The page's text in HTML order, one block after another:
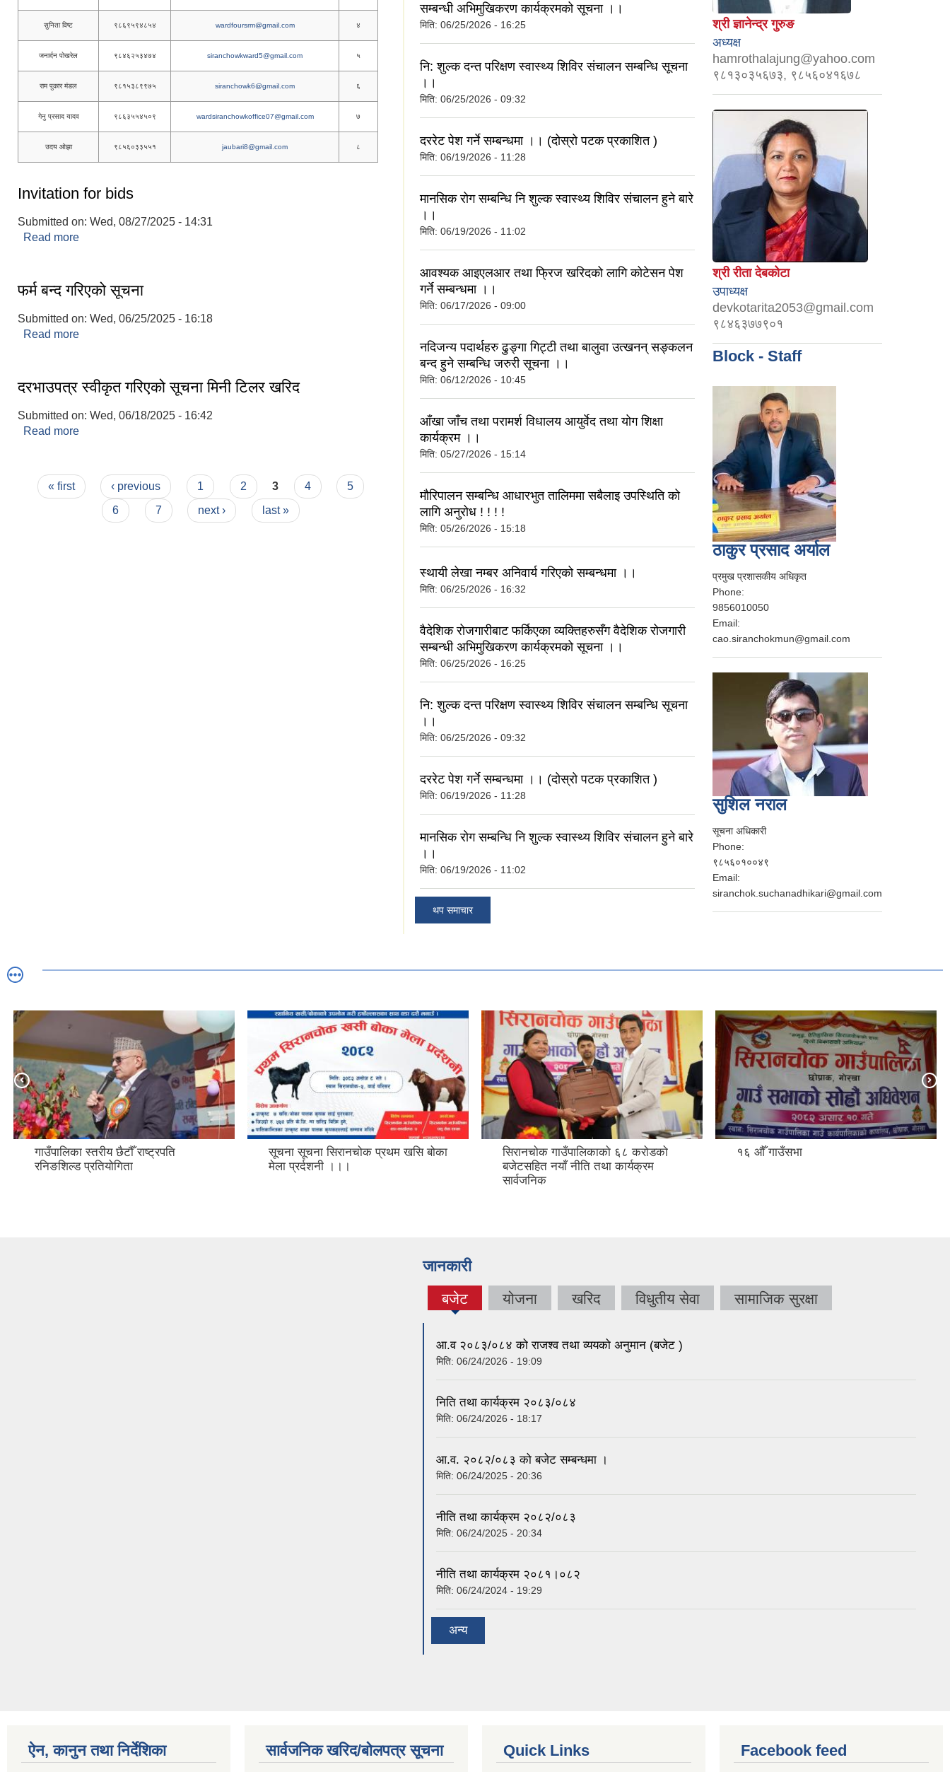
सुनिता विष्ट ९८६९५९४८५४ wardfoursrm@gmail.com ४
जनार्दन पोखरेल ९८४६२५३४७४ siranchowkward5@gmail.com ५
राम पुकार मंडल ९८१५३८९९७५ siranchowk6@gmail.com ६
गेनु प्रसाद यादव ९८६३५५४५०९ wardsiranchowkoffice07@gmail.com ७
उदय ओझा ९८५६०३३५५१ jaubari8@gmail.com ८
Invitation for bids
Submitted on: Wed, 08/27/2025 - 14:31
Read more
फर्म बन्द गरिएको सूचना
Submitted on: Wed, 06/25/2025 - 16:18
Read more
दरभाउपत्र स्वीकृत गरिएको सूचना मिनी टिलर खरिद
Submitted on: Wed, 06/18/2025 - 16:42
Read more
Pages
« first ‹ previous 1 2 3 4
5
6
7 next › last »
सम्बन्धी अभिमुखिकरण कार्यक्रमको सूचना ।।
मिति: 06/25/2026 - 16:25
नि: शुल्क दन्त परिक्षण स्वास्थ्य शिविर संचालन सम्बन्धि सूचना
।।
मिति: 06/25/2026 - 09:32
दररेट पेश गर्ने सम्बन्धमा ।। (दोस्रो पटक प्रकाशित )
मिति: 06/19/2026 - 11:28
मानसिक रोग सम्बन्धि नि शुल्क स्वास्थ्य शिविर संचालन हुने बारे
।।
मिति: 06/19/2026 - 11:02
आवश्यक आइएलआर तथा फ्रिज खरिदको लागि कोटेसन पेश
गर्ने सम्बन्धमा ।।
मिति: 06/17/2026 - 09:00
नदिजन्य पदार्थहरु ढुङ्गा गिट्टी तथा बालुवा उत्खनन् सङ्कलन
बन्द हुने सम्बन्धि जरुरी सूचना ।।
मिति: 06/12/2026 - 10:45
आँखा जाँच तथा परामर्श विधालय आयुर्वेद तथा योग शिक्षा
कार्यक्रम ।।
मिति: 05/27/2026 - 15:14
मौरिपालन सम्बन्धि आधारभुत तालिममा सबैलाइ उपस्थिति को
लागि अनुरोध ! ! ! !
मिति: 05/26/2026 - 15:18
स्थायी लेखा नम्बर अनिवार्य गरिएको सम्बन्धमा ।।
मिति: 06/25/2026 - 16:32
वैदेशिक रोजगारीबाट फर्किएका व्यक्तिहरुसँग वैदेशिक रोजगारी
सम्बन्धी अभिमुखिकरण कार्यक्रमको सूचना ।।
मिति: 06/25/2026 - 16:25
नि: शुल्क दन्त परिक्षण स्वास्थ्य शिविर संचालन सम्बन्धि सूचना
।।
मिति: 06/25/2026 - 09:32
दररेट पेश गर्ने सम्बन्धमा ।। (दोस्रो पटक प्रकाशित )
मिति: 06/19/2026 - 11:28
मानसिक रोग सम्बन्धि नि शुल्क स्वास्थ्य शिविर संचालन हुने बारे
।।
मिति: 06/19/2026 - 11:02
थप समाचार
श्री ज्ञानेन्द्र गुरुङ
अध्यक्ष
hamrothalajung@yahoo.com
९८१३०३५६७३, ९८५६०४१६७८
श्री रीता देबकोटा
उपाध्यक्ष
devkotarita2053@gmail.com
९८४६३७७९०१
Block - Staff
ठाकुर प्रसाद अर्याल
प्रमुख प्रशासकीय अधिकृत
Phone:
9856010050
Email:
cao.siranchokmun@gmail.com
सुशिल नराल
सूचना अधिकारी
Phone:
९८५६०१००४९
Email:
siranchok.suchanadhikari@gmail.com
गाउँपालिका स्तरीय छैटौँ राष्ट्रपति
रनिङशिल्ड प्रतियोगिता
सूचना सूचना सिरानचोक प्रथम खसि बोका
मेला प्रर्दशनी ।।।
सिरानचोक गाउँपालिकाको ६८ करोडको
बजेटसहित नयाँ नीति तथा कार्यक्रम
सार्वजनिक
१६ औँ गाउँसभा
जानकारी
बजेट
(active
योजना खरिद विधुतीय सेवा सामाजिक सुरक्षा
आ.व २०८३/०८४ को राजश्व तथा व्ययको अनुमान (बजेट )
मिति: 06/24/2026 - 19:09
निति तथा कार्यक्रम २०८३/०८४
मिति: 06/24/2026 - 18:17
आ.व. २०८२/०८३ को बजेट सम्बन्धमा ।
मिति: 06/24/2025 - 20:36
नीति तथा कार्यक्रम २०८२/०८३
मिति: 06/24/2025 - 20:34
नीति तथा कार्यक्रम २०८१।०८२
मिति: 06/24/2024 - 19:29
अन्य
ऐन, कानुन तथा निर्देशिका सार्वजनिक खरिद/बोलपत्र सूचना Quick Links Facebook feed